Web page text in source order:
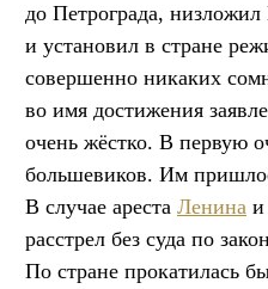
до Петрограда,
и установил в стране
совершенно никаких
во имя достижения
очень жёстко. В первую
большевиков. Им
В случае ареста Ленина и
расстрел без суда по
По стране прокатилась